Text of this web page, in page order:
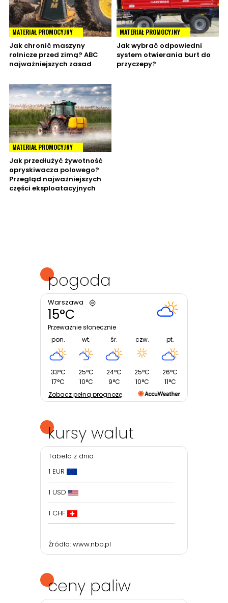
MATERIAŁ PROMOCYJNY
Jak chronić maszyny
rolnicze przed zimą? ABC
najważniejszych zasad
MATERIAŁ PROMOCYJNY
Jak wybrać odpowiedni
system otwierania burt do
przyczepy?
MATERIAŁ PROMOCYJNY
Jak przedłużyć żywotność
opryskiwacza polowego?
Przegląd najważniejszych
części eksploatacyjnych
pogoda
Warszawa
15°C
Przeważnie słonecznie
pon.
33°C
17°C
wt.
25°C
10°C
śr.
24°C
9°C
czw.
25°C
10°C
pt.
26°C
11°C
Zobacz pełną prognozę
ceny paliw
kursy walut
Tabela z dnia
1 EUR
1 USD
1 CHF
Źródło: www.nbp.pl